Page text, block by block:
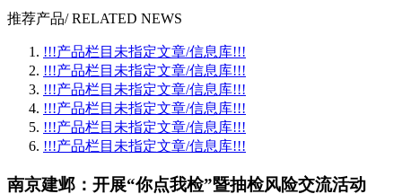
推荐产品/ RELATED NEWS
!!!产品栏目未指定文章/信息库!!!
!!!产品栏目未指定文章/信息库!!!
!!!产品栏目未指定文章/信息库!!!
!!!产品栏目未指定文章/信息库!!!
!!!产品栏目未指定文章/信息库!!!
!!!产品栏目未指定文章/信息库!!!
南京建邺：开展“你点我检”暨抽检风险交流活动